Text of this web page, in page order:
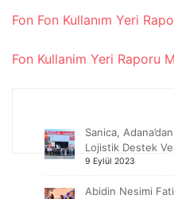
Fon Fon Kullanım Yeri
Fon Kullanim Yeri Raporu
Sanica,
Lojistik Destek
9 Eylül 2023
Abidin Nesimi